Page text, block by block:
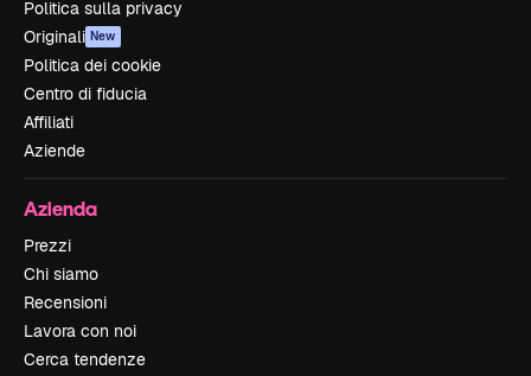
Politica sulla privacy
Originali New
Politica dei cookie
Centro di fiducia
Affiliati
Aziende
Azienda
Prezzi
Chi siamo
Recensioni
Lavora con noi
Cerca tendenze